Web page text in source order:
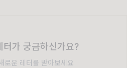
터가 궁금하신가요?
로운 레터를 받아보세요